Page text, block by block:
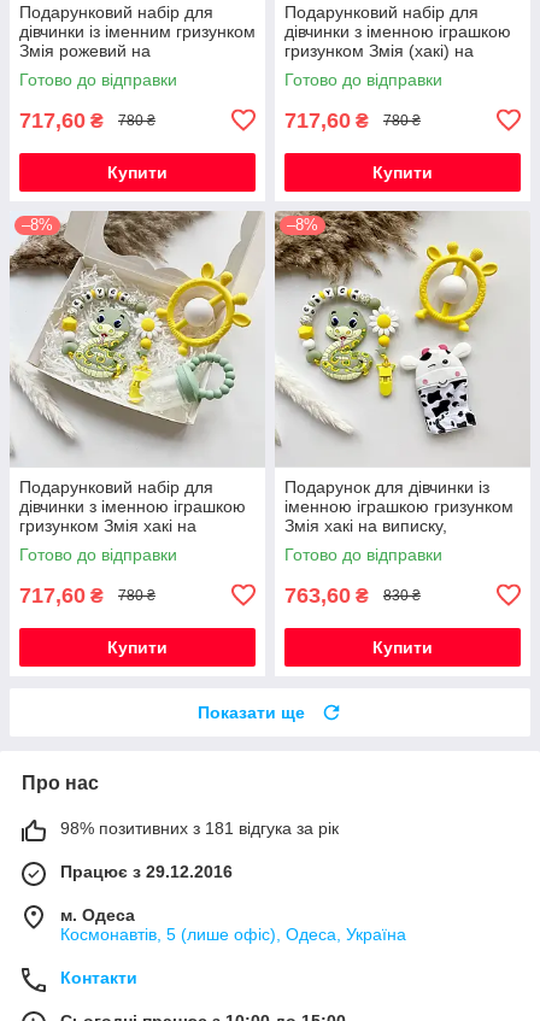
Подарунковий набір для
дівчинки із іменним гризунком
Змія рожевий на
народження, хрестини,
виписку, півроку
Готово до відправки
717,60 ₴ 780 ₴
Купити
Подарунковий набір для
дівчинки з іменною іграшкою
гризунком Змія (хакі) на
виписку, хрестини, півроку
Готово до відправки
717,60 ₴ 780 ₴
Купити
–8%
Подарунковий набір для
дівчинки з іменною іграшкою
гризунком Змія хакі на
виписку, хрестини, півроку
Готово до відправки
717,60 ₴ 780 ₴
Купити
–8%
Подарунок для дівчинки із
іменною іграшкою гризунком
Змія хакі на виписку,
хрестини, півроку,
народження
Готово до відправки
763,60 ₴ 830 ₴
Купити
Показати ще
Про нас
98% позитивних з 181 відгука за рік
Працює з 29.12.2016
м. Одеса
Космонавтів, 5 (лише офіс), Одеса, Україна
Контакти